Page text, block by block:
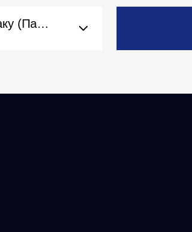
Азербайджан - Баку (Пасольства)